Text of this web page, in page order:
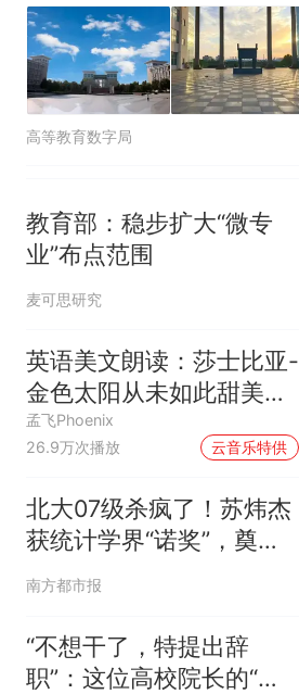
高等教育数字局
教育部：稳步扩大“微专
业”布点范围
麦可思研究
英语美文朗读：莎士比亚-
金色太阳从未如此甜美吻
过
孟飞Phoenix
26.9万次播放
云音乐特供
北大07级杀疯了！苏炜杰
获统计学界“诺奖”，奠基
AI统计
南方都市报
“不想干了，特提出辞
职”：这位高校院长的“任